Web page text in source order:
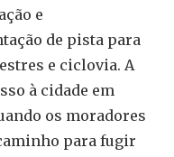
e
de pista para
e ciclovia. A
à cidade em
os moradores
para fugir